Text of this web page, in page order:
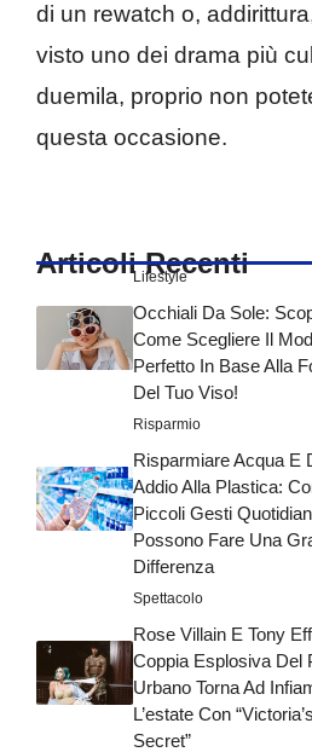
di un rewatch o,
visto uno dei drama più
duemila, proprio non
questa occasione.
Articoli Recenti
Lifestyle
Occhiali Da Sole:
Come Scegliere Il
Perfetto In Base Alla
Del Tuo Viso!
Risparmio
Risparmiare Acqua E
Addio Alla Plastica:
Piccoli Gesti
Possono Fare Una
Differenza
Spettacolo
Rose Villain E Tony
Coppia Esplosiva Del
Urbano Torna Ad
L’estate Con “Victoria’s
Secret”